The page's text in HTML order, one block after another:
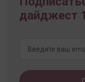
дайджест